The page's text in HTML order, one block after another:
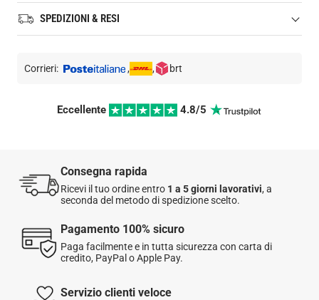
Materiale: ceramica
Adatto per bastoncini d'incenso corti (10 cm o meno)
SPEDIZIONI & RESI
lavorativi per l'Italia
lavorativi per glialtri paesi
Questo articolo viene spedito dal nostro magazzino in Francia.
Per maggiori dettagli sulla spedizione,clicca qui.
☑️Soddisfatti o rimborsati:hai 60 giorni dalla ricezione
dell’ordine per restituire o cambiare un articolo.
I resi sono gratuiti per gli ordini effettuati in Italia.
Corrieri: , , brt
Eccellente 4.8/5
Consegna rapida
Ricevi il tuo ordine entro 1 a 5 giorni lavorativi, a
seconda del metodo di spedizione scelto.
Pagamento 100% sicuro
Paga facilmente e in tutta sicurezza con carta di
credito, PayPal o Apple Pay.
Servizio clienti veloce